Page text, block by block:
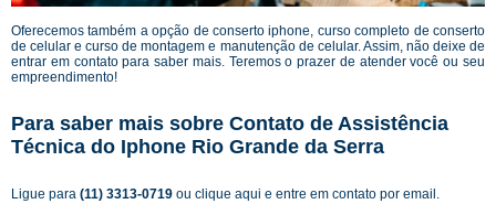
Oferecemos também a opção de conserto iphone, curso completo de conserto
de celular e curso de montagem e manutenção de celular. Assim, não deixe de
entrar em contato para saber mais. Teremos o prazer de atender você ou seu
empreendimento!
Para saber mais sobre Contato de Assistência
Técnica do Iphone Rio Grande da Serra
Ligue para (11) 3313-0719 ou clique aqui e entre em contato por email.